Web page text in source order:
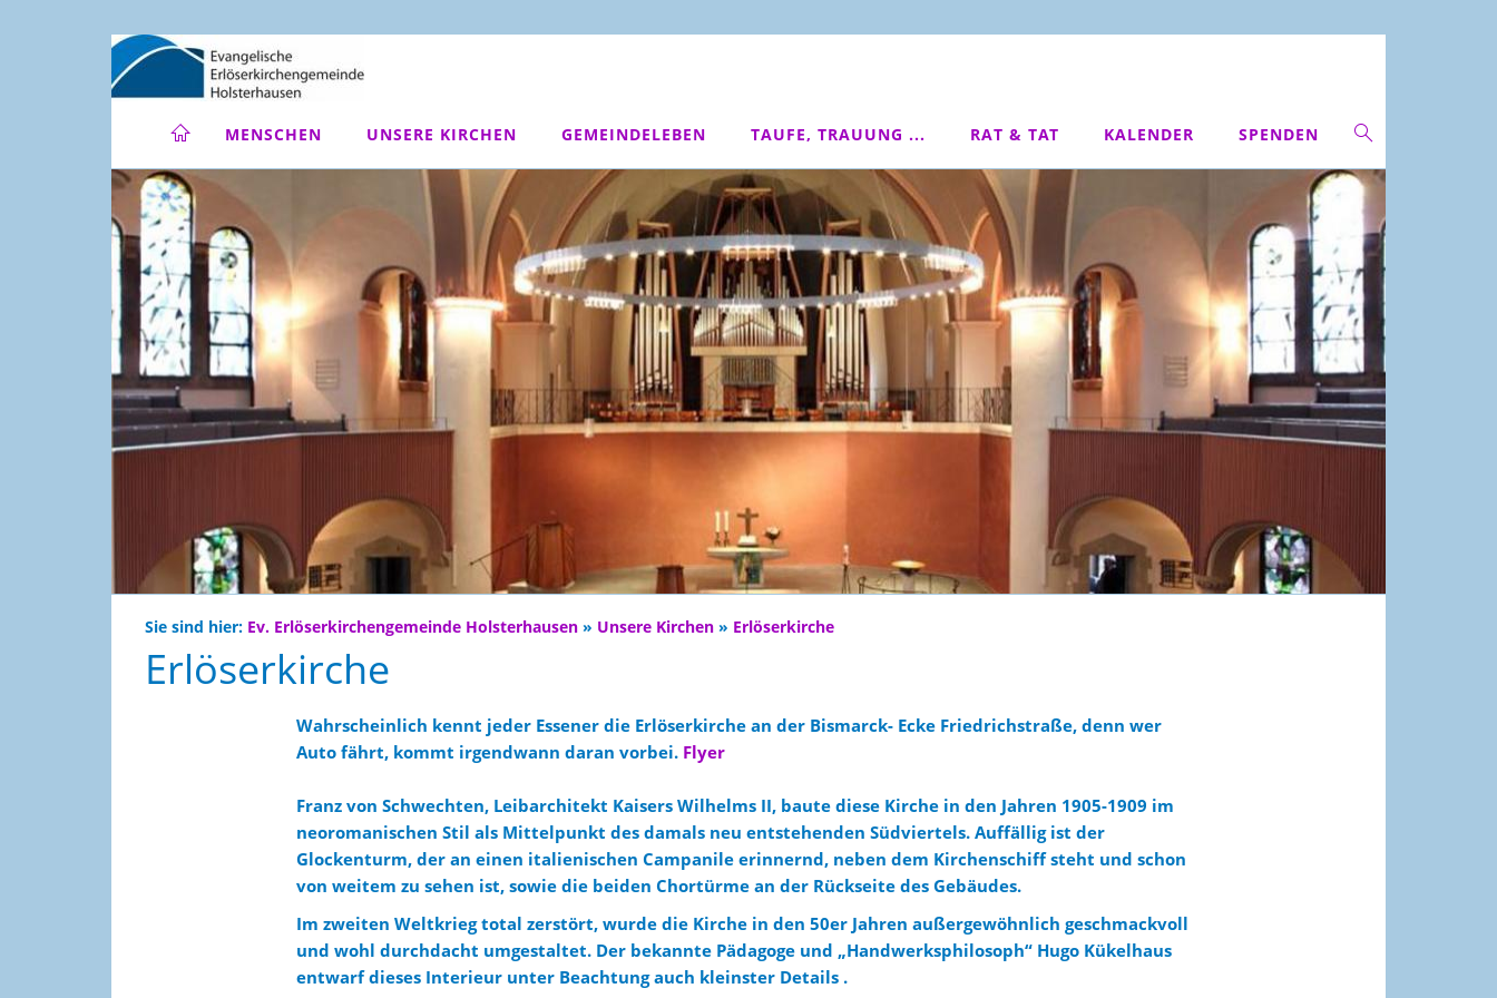
MENSCHEN UNSERE KIRCHEN GEMEINDELEBEN TAUFE, TRAUUNG ... RAT & TAT KALENDER SPENDEN
Sie sind hier: Ev. Erlöserkirchengemeinde Holsterhausen » Unsere Kirchen » Erlöserkirche
Erlöserkirche
Wahrscheinlich kennt jeder Essener die Erlöserkirche an der Bismarck- Ecke Friedrichstraße, denn wer
Auto fährt, kommt irgendwann daran vorbei. Flyer
Franz von Schwechten, Leibarchitekt Kaisers Wilhelms II, baute diese Kirche in den Jahren 1905-1909 im
neoromanischen Stil als Mittelpunkt des damals neu entstehenden Südviertels. Auffällig ist der
Glockenturm, der an einen italienischen Campanile erinnernd, neben dem Kirchenschiff steht und schon
von weitem zu sehen ist, sowie die beiden Chortürme an der Rückseite des Gebäudes.
Im zweiten Weltkrieg total zerstört, wurde die Kirche in den 50er Jahren außergewöhnlich geschmackvoll
und wohl durchdacht umgestaltet. Der bekannte Pädagoge und „Handwerksphilosoph“ Hugo Kükelhaus
entwarf dieses Interieur unter Beachtung auch kleinster Details .